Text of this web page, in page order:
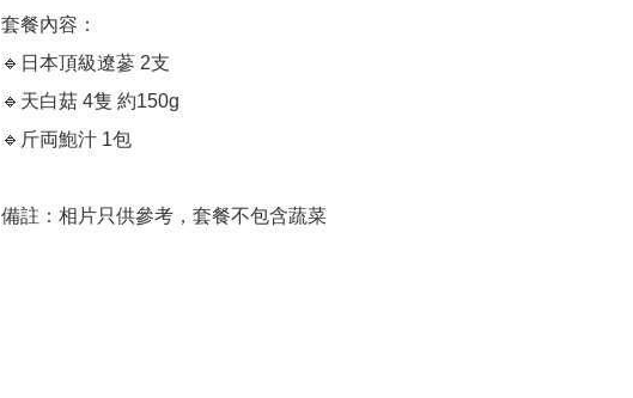
套餐內容：
🔹日本頂級遼蔘 2支
🔹天白菇 4隻 約150g
🔹斤両鮑汁 1包
備註：相片只供參考，套餐不包含蔬菜